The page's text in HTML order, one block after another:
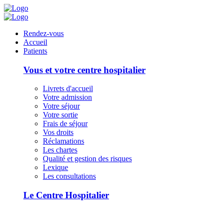
Rendez-vous
Accueil
Patients
Vous et votre centre hospitalier
Livrets d'accueil
Votre admission
Votre séjour
Votre sortie
Frais de séjour
Vos droits
Réclamations
Les chartes
Qualité et gestion des risques
Lexique
Les consultations
Le Centre Hospitalier
Panneau de gestion des cookies